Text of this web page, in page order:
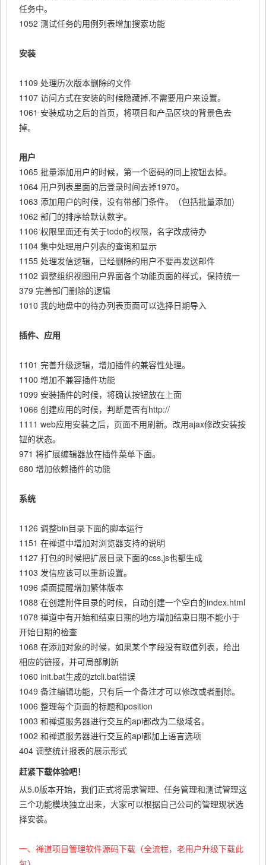
任务中。
1052 测试任务的用例列表增加搜索功能
安装
1109 处理历次版本删除的文件
1107 访问方式在安装的时候隐藏掉,不需要用户来设置。
1061 安装成功之后的首页，将项目和产品区块的背景色去
掉。
用户
1065 批量添加用户的时候，第一个密码的同上按钮去掉。
1064 用户列表里面的后登录时间去掉1970。
1063 添加用户的时候，没有带部门条件。（包括批量添加)
1062 部门的排序给默认数字。
1106 权限里面还有关于todo的权限，名字改成待办
1104 集中处理用户列表的查询和显示
1155 处理发信逻辑，已经删除的用户不要再发送邮件
1102 调整组织视图用户界面各个功能页面的样式，保持统一
379 完善部门删除的逻辑
1010 我的地盘中的待办列表页面可以选择日期导入
插件、应用
1101 完善升级逻辑，增加插件的兼容性处理。
1100 增加不兼容插件功能
1099 安装插件的时候，将确认按钮放在上面
1066 创建应用的时候，判断是否有http://
1111 web应用安装之后，页面不用刷新。改用ajax修改安装按
钮的状态。
971 将扩展编辑器放在插件菜单下面。
680 增加依赖插件的功能
系统
1126 调整bin目录下面的脚本运行
1151 在禅道中增加对浏览器支持的说明
1127 打包的时候把扩展目录下面的css,js也都生成
1103 发信应该可以重新设置。
1096 桌面提醒增加繁体版本
1088 在创建附件目录的时候，自动创建一个空白的index.html
1078 禅道中有开始和结束日期的地方增加结束日期不能小于
开始日期的检查
1068 在添加对象的时候，如果某个字段没有取值列表，给出
相应的链接，并可局部刷新
1060 init.bat生成的ztcli.bat错误
1049 备注编辑功能，只有后一个备注才可以修改或者删除。
1006 整理每个页面的标题和position
1003 和禅道服务器进行交互的api都改为二级域名。
1002 和禅道服务器进行交互的api都加上语言选项
404 调整统计报表的展示形式
赶紧下载体验吧！
从5.0版本开始，我们正式将需求管理、任务管理和测试管理这
三个功能模块独立出来，大家可以根据自己公司的管理现状选
择安装。
一、禅道项目管理软件源码下载（全流程，老用户升级下载此